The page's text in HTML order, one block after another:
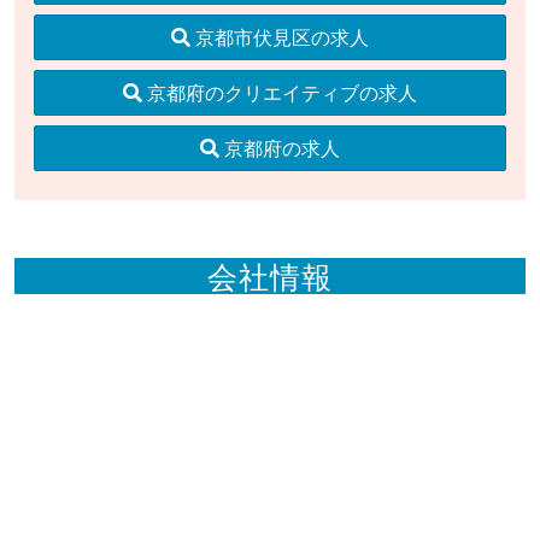
京都市伏見区の求人
京都府のクリエイティブの求人
京都府の求人
会社情報